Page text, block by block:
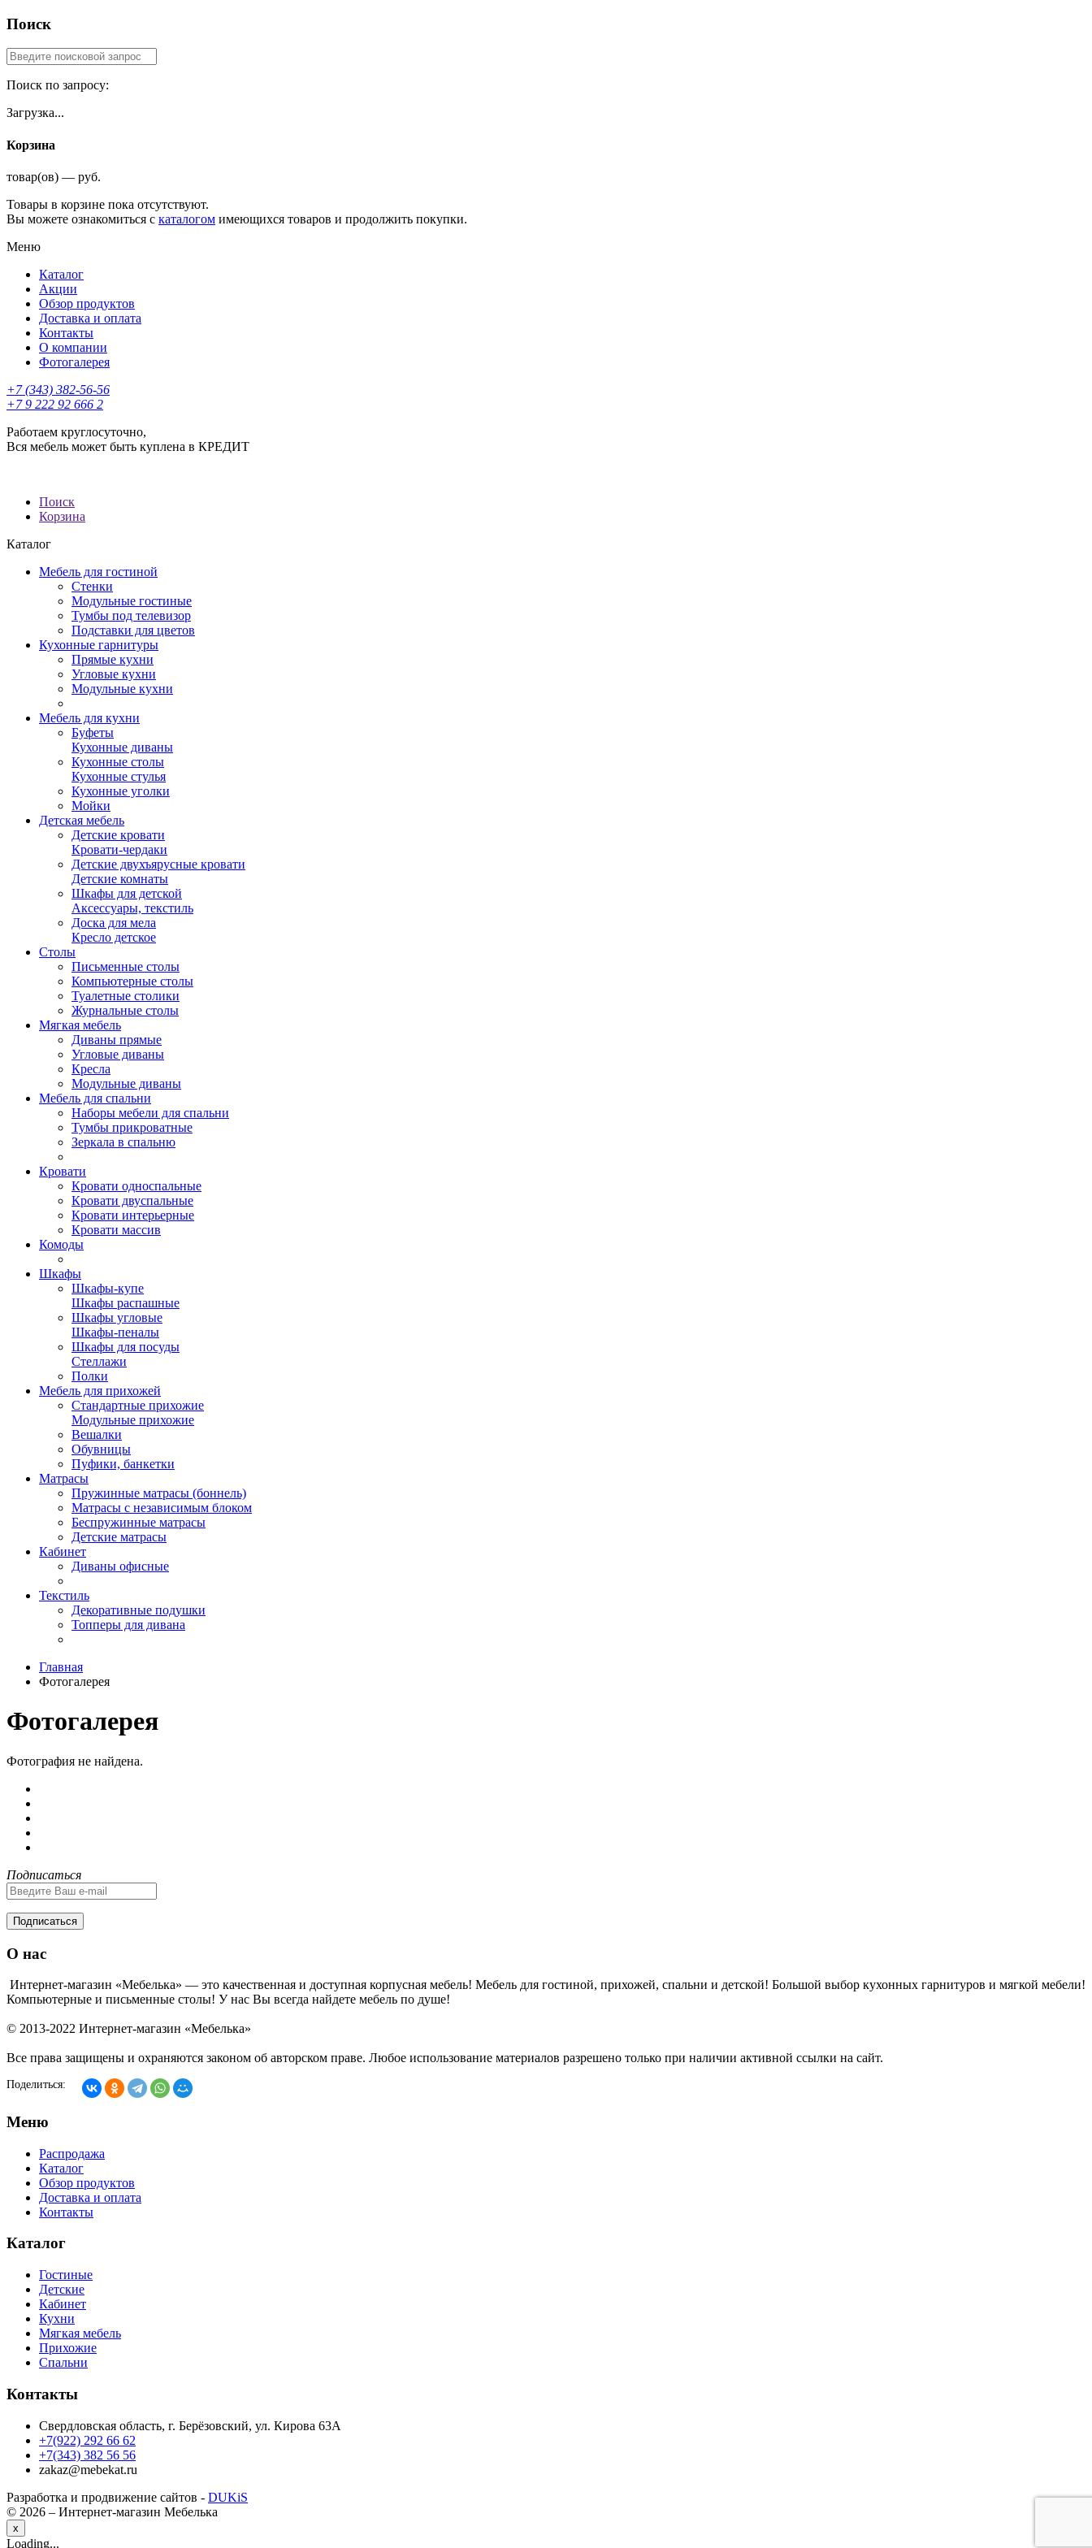
Поиск
Поиск по запросу:
Загрузка...
Корзина
товар(ов) — руб.
Товары в корзине пока отсутствуют.
Вы можете ознакомиться с каталогом имеющихся товаров и продолжить покупки.
Меню
Каталог
Акции
Обзор продуктов
Доставка и оплата
Контакты
О компании
Фотогалерея
+7 (343) 382-56-56
+7 9 222 92 666 2
Работаем круглосуточно,
Вся мебель может быть куплена в КРЕДИТ
Поиск
Корзина
Каталог
Мебель для гостиной
Стенки
Модульные гостиные
Тумбы под телевизор
Подставки для цветов
Кухонные гарнитуры
Прямые кухни
Угловые кухни
Модульные кухни
Мебель для кухни
Буфеты
Кухонные диваны
Кухонные столы
Кухонные стулья
Кухонные уголки
Мойки
Детская мебель
Детские кровати
Кровати-чердаки
Детские двухъярусные кровати
Детские комнаты
Шкафы для детской
Аксессуары, текстиль
Доска для мела
Кресло детское
Столы
Письменные столы
Компьютерные столы
Туалетные столики
Журнальные столы
Мягкая мебель
Диваны прямые
Угловые диваны
Кресла
Модульные диваны
Мебель для спальни
Наборы мебели для спальни
Тумбы прикроватные
Зеркала в спальню
Кровати
Кровати односпальные
Кровати двуспальные
Кровати интерьерные
Кровати массив
Комоды
Шкафы
Шкафы-купе
Шкафы распашные
Шкафы угловые
Шкафы-пеналы
Шкафы для посуды
Стеллажи
Полки
Мебель для прихожей
Стандартные прихожие
Модульные прихожие
Вешалки
Обувницы
Пуфики, банкетки
Матрасы
Пружинные матрасы (боннель)
Матрасы с независимым блоком
Беспружинные матрасы
Детские матрасы
Кабинет
Диваны офисные
Текстиль
Декоративные подушки
Топперы для дивана
Главная
Фотогалерея
Фотогалерея
Фотография не найдена.
Подписаться
Подписаться
О нас
Интернет-магазин «Мебелька» — это качественная и доступная корпусная мебель! Мебель для гостиной, прихожей, спальни и детской! Большой выбор кухонных гарнитуров и мягкой мебели!
Компьютерные и письменные столы! У нас Вы всегда найдете мебель по душе!
© 2013-2022 Интернет-магазин «Мебелька»
Все права защищены и охраняются законом об авторском праве. Любое использование материалов разрешено только при наличии активной ссылки на сайт.
Поделиться:
Меню
Распродажа
Каталог
Обзор продуктов
Доставка и оплата
Контакты
Каталог
Гостиные
Детские
Кабинет
Кухни
Мягкая мебель
Прихожие
Спальни
Контакты
Свердловская область, г. Берёзовский, ул. Кирова 63А
+7(922) 292 66 62
+7(343) 382 56 56
zakaz@mebekat.ru
Разработка и продвижение сайтов - DUKiS
© 2026 – Интернет-магазин Мебелька
x
Loading...